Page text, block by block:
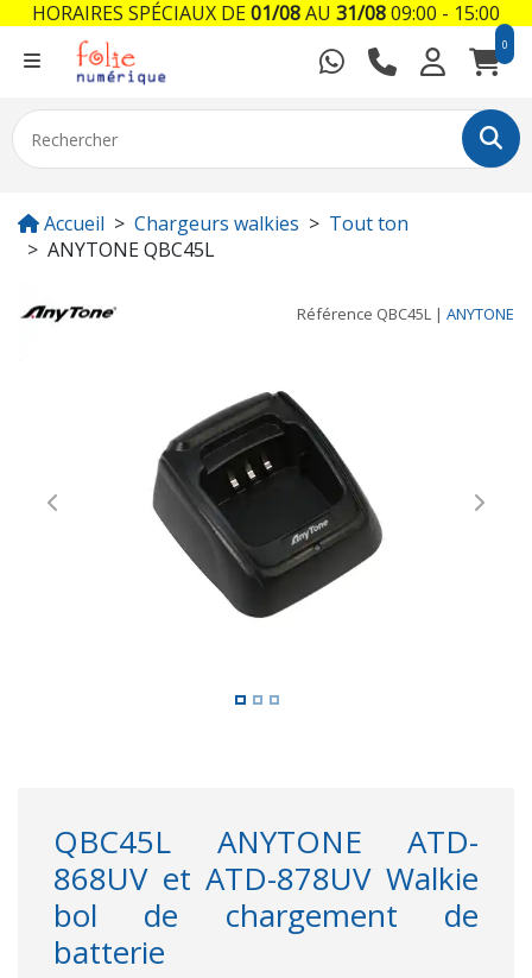
0
Accueil Chargeurs walkies
Tout ton
ANYTONE QBC45L
Référence QBC45L | ANYTONE
Previous Next
QBC45L ANYTONE ATD-
868UV et ATD-878UV Walkie
bol de chargement de
batterie
HORAIRES SPÉCIAUX DE01/08AU 31/0809:00 - 15:00